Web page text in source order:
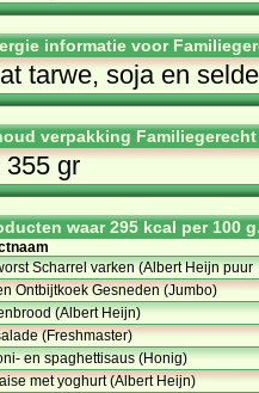
informatie voor
tarwe, soja en
verpakking
355 gr
waar 295 kcal per 100
Scharrel varken (Albert Heijn puur
Ontbijtkoek Gesneden (Jumbo)
(Albert Heijn)
(Freshmaster)
en spaghettisaus (Honig)
met yoghurt (Albert Heijn)